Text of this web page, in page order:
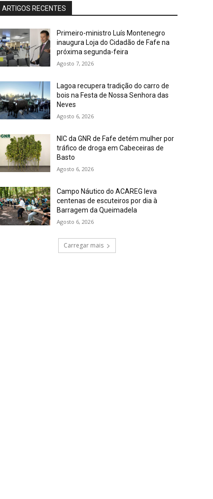
ARTIGOS RECENTES
Primeiro-ministro Luís Montenegro
inaugura Loja do Cidadão de Fafe na
próxima segunda-feira
Agosto 7, 2026
Lagoa recupera tradição do carro de
bois na Festa de Nossa Senhora das
Neves
Agosto 6, 2026
NIC da GNR de Fafe detém mulher por
tráfico de droga em Cabeceiras de
Basto
Agosto 6, 2026
Campo Náutico do ACAREG leva
centenas de escuteiros por dia à
Barragem da Queimadela
Agosto 6, 2026
Carregar mais